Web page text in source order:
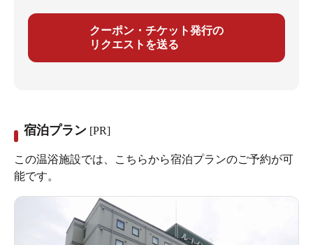
クーポン・チケット発行の
リクエストを送る
宿泊プラン [PR]
この温浴施設では、こちらから宿泊プランのご予約が可
能です。